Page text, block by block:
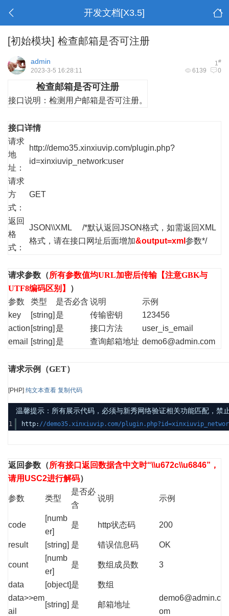
开发文档[X3.5]
[初始模块] 检查邮箱是否可注册
1#
admin
6139 0
2023-3-5 16:28:11
检查邮箱是否可注册
接口说明： 检测用户邮箱是否可注册。
接口详情
请求
地
址：
http://demo35.xinxiuvip.com/plugin.php?
id=xinxiuvip_network:user
请求
方
式：
GET
返回
格
式：
JSON\\XML /*默认返回JSON格式，如需返回XML
格式，请在接口网址后面增加&output=xml 参数*/
请求参数（所有参数值均URL加密后传输【注意GBK与
UTF8编码区别】
）
参数
类型 是否必含 说明
示例
key
[string] 是 传输密钥
123456
action [string] 是 接口方法
user_is_email
email
[string] 是 查询邮箱地址 demo6@admin.com
请求示例（GET）
[PHP] 纯文本查看 复制代码
温馨提示：所有展示代码，必须与新秀网络验证相关功能匹配，
1 http: //demo35.xinxiuvip.com/
返回参数 （所有接口返回数据含中文时“\\u672c\\u6846”，
请用USC2进行解码）
参数 类型
是否必
含
说明 示例
code
[numb
er]
是 http状态码 200
result [string] 是 错误信息码 OK
count
[numb
er]
是 数组成员数 3
data [object]是
数组
data>>em
ail
[string] 是 邮箱地址
demo6@admin.c
om